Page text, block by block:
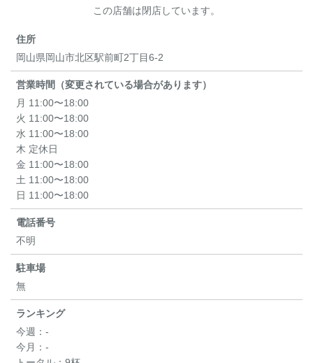
この店舗は閉店しています。
住所
岡山県岡山市北区駅前町2丁目6-2
営業時間（変更されている場合があります）
月 11:00〜18:00
火 11:00〜18:00
水 11:00〜18:00
木 定休日
金 11:00〜18:00
土 11:00〜18:00
日 11:00〜18:00
電話番号
不明
駐車場
無
ランキング
今週： -
今月： -